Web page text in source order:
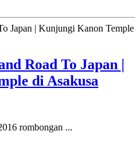
Road To Japan |
di Asakusa
rombongan ...